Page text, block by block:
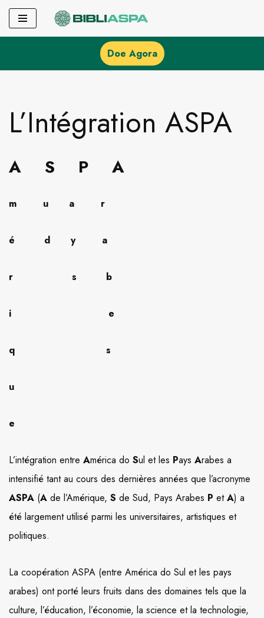
Pular
o
Doe Agora
L’Intégration ASPA
A S P A
m u a r
é d y a
r s b
i e
q s
u
e
L’intégration entre América do Sul et les Pays Arabes a
intensifié tant au cours des dernières années que l’acronyme
ASPA (A de l’Amérique, S de Sud, Pays Arabes P etA) a
été largement utilisé parmi les universitaires, artistiques et
politiques.
La coopération ASPA (entre América do Sul et les pays
arabes) ont porté leurs fruits dans des domaines tels que la
culture, l’éducation, l’économie, la science et la technologie,